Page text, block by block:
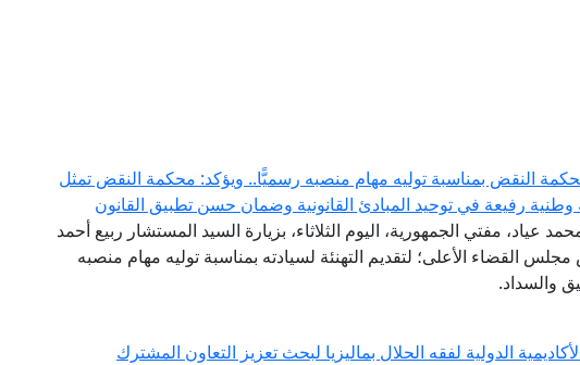
النقض بمناسبة توليه مهام منصبه رسميًّا.. ويؤكد: محكمة النقض تمثل
رفيعة في توحيد المبادئ القانونية وضمان حسن تطبيق القانون
عياد، مفتي الجمهورية، اليوم الثلاثاء، بزيارة السيد المستشار ربيع أحمد
القضاء الأعلى؛ لتقديم التهنئة لسيادته بمناسبة توليه مهام منصبه
والسداد.
الدولية لفقه الحلال بماليزيا لبحث تعزيز التعاون المشترك